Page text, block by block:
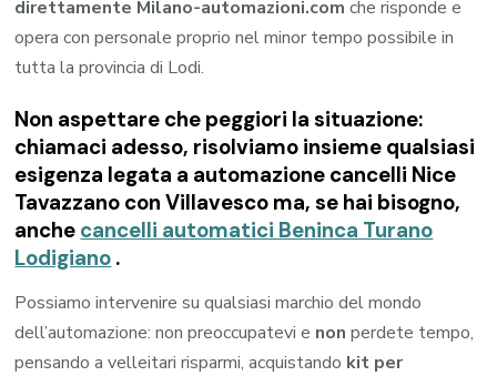
direttamente Milano-automazioni.com che risponde e
opera con personale proprio nel minor tempo possibile in
tutta la provincia di Lodi.
Non aspettare che peggiori la situazione:
chiamaci adesso, risolviamo insieme qualsiasi
esigenza legata a automazione cancelli Nice
Tavazzano con Villavesco ma, se hai bisogno,
anche cancelli automatici Beninca Turano
Lodigiano .
Possiamo intervenire su qualsiasi marchio del mondo
dell’automazione: non preoccupatevi e non perdete tempo,
pensando a velleitari risparmi, acquistando kit per